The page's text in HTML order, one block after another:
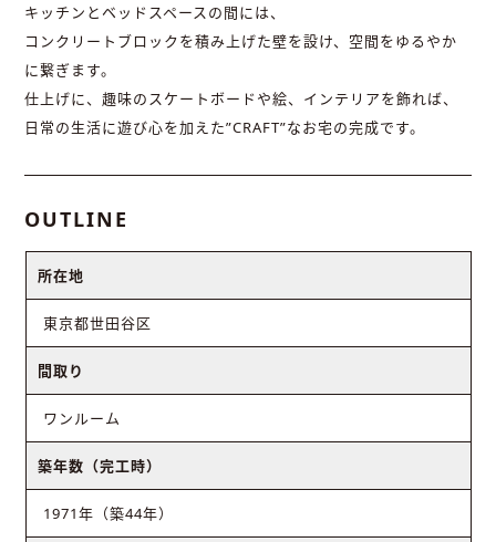
キッチンとベッドスペースの間には、
コンクリートブロックを積み上げた壁を設け、空間をゆるやか
に繋ぎます。
仕上げに、趣味のスケートボードや絵、インテリアを飾れば、
日常の生活に遊び心を加えた”CRAFT”なお宅の完成です。
OUTLINE
所在地
東京都世田谷区
間取り
ワンルーム
築年数（完工時）
1971年（築44年）